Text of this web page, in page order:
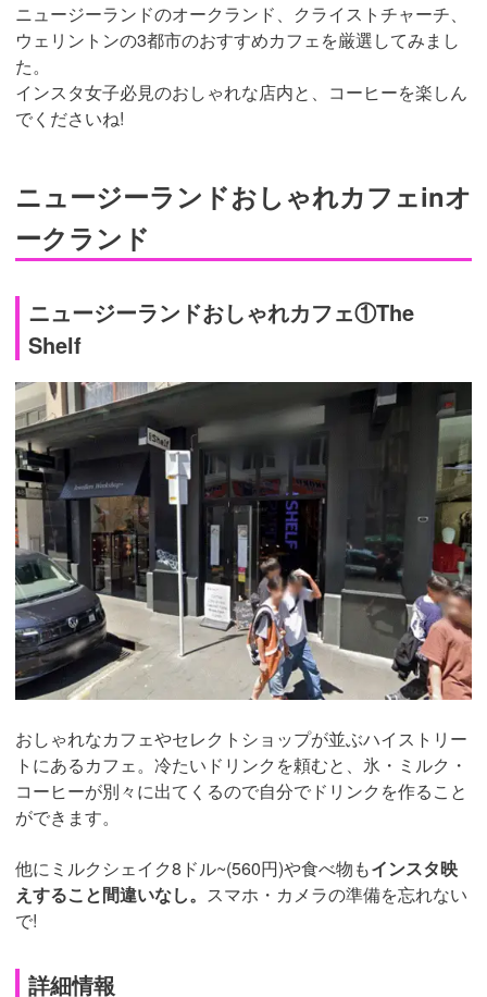
ニュージーランドのオークランド、クライストチャーチ、
ウェリントンの3都市のおすすめカフェを厳選してみまし
た。
インスタ女子必見のおしゃれな店内と、コーヒーを楽しん
でくださいね!
ニュージーランドおしゃれカフェinオ
ークランド
ニュージーランドおしゃれカフェ①The
Shelf
おしゃれなカフェやセレクトショップが並ぶハイストリー
トにあるカフェ。冷たいドリンクを頼むと、氷・ミルク・
コーヒーが別々に出てくるので自分でドリンクを作ること
ができます。
他に ミルクシェイク8ドル~(560円)や食べ物もインスタ映
えすること間違いなし。 スマホ・カメラの準備を忘れない
で!
詳細情報